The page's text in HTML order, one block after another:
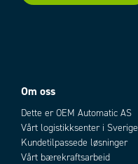
Om oss
Dette er OEM Automatic AS
Vårt logistikksenter i Sverige
Kundetilpassede løsninger
Vårt bærekraftsarbeid